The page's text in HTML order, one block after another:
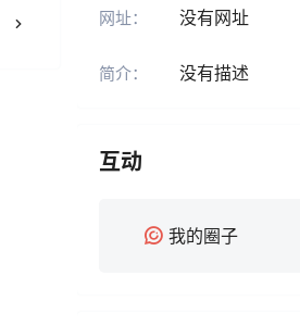
网址： 没有网址
简介： 没有描述
互动
我的圈子